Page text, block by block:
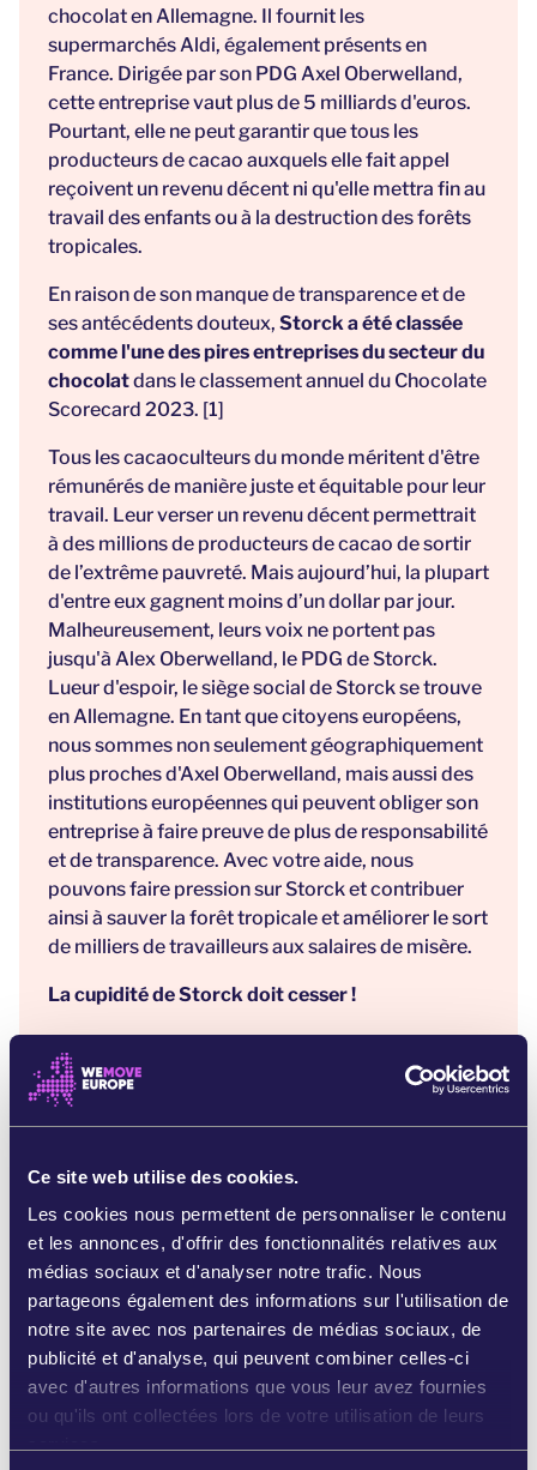
Ce site web utilise des cookies.
Les cookies nous permettent de personnaliser le contenu
et les annonces, d'offrir des fonctionnalités relatives aux
médias sociaux et d'analyser notre trafic. Nous
partageons également des informations sur l'utilisation de
notre site avec nos partenaires de médias sociaux, de
publicité et d'analyse, qui peuvent combiner celles-ci
avec d'autres informations que vous leur avez fournies
ou qu'ils ont collectées lors de votre utilisation de leurs
chocolat en Allemagne. Il fournit les
supermarchés Aldi, également présents en
France. Dirigée par son PDG Axel Oberwelland,
cette entreprise vaut plus de 5 milliards d'euros.
Pourtant, elle ne peut garantir que tous les
producteurs de cacao auxquels elle fait appel
reçoivent un revenu décent ni qu'elle mettra fin au
travail des enfants ou à la destruction des forêts
tropicales.
En raison de son manque de transparence et de
ses antécédents douteux, Storck a été classée
comme l'une des pires entreprises du secteur du
chocolatdans le classement annuel du Chocolate
Scorecard 2023. [1]
Tous les cacaoculteurs du monde méritent d'être
rémunérés de manière juste et équitable pour leur
travail. Leur verser un revenu décent permettrait
à des millions de producteurs de cacao de sortir
de l’extrême pauvreté. Mais aujourd’hui, la plupart
d'entre eux gagnent moins d’un dollar par jour.
Malheureusement, leurs voix ne portent pas
jusqu'à Alex Oberwelland, le PDG de Storck.
Lueur d'espoir, le siège social de Storck se trouve
en Allemagne. En tant que citoyens européens,
nous sommes non seulement géographiquement
plus proches d'Axel Oberwelland, mais aussi des
institutions européennes qui peuvent obliger son
entreprise à faire preuve de plus de responsabilité
et de transparence. Avec votre aide, nous
pouvons faire pression sur Storck et contribuer
ainsi à sauver la forêt tropicale et améliorer le sort
de milliers de travailleurs aux salaires de misère.
La cupidité de Storck doit cesser !
En achetant un chocolat Merci ou un bonbon
Toffifay, vous achetez un produit Storck. Non
seulement cette entreprise maltraite les
cultivateurs de cacao, mais elle détruit également
continents.Storck ne garantit PAS que les fèves
de cacao entrant dans sa chaîne
d'approvisionnement sont exemptes de
déforestation - et met donc en danger les forêts
tropicales, l'habitat des éléphants et des
chimpanzés.
Contrairement à Storck, plus de 33 entreprises du
secteur du chocolat se sont déjà engagées à